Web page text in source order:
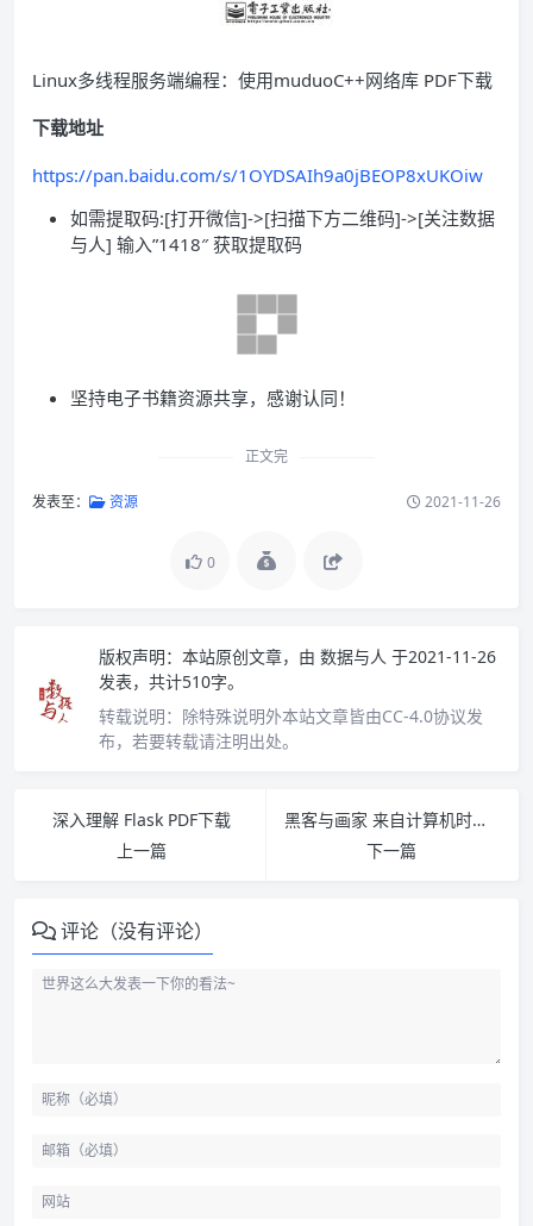
Linux多线程服务端编程：使用muduoC++网络库 PDF下载
下载地址
https://pan.baidu.com/s/1OYDSAIh9a0jBEOP8xUKOiw
如需提取码:[打开微信]->[扫描下方二维码]->[关注数据
与人] 输入”1418″ 获取提取码
坚持电子书籍资源共享，感谢认同！
正文完
发表至： 资源 2021-11-26
0
版权声明： 本站原创文章，由 数据与人 于2021-11-26
发表，共计510字。
转载说明： 除特殊说明外本站文章皆由CC-4.0协议发
布，若要转载请注明出处。
深入理解 Flask PDF下载
上一篇
黑客与画家 来自计算机时代的高见 PDF下载
下一篇
评论（没有评论）